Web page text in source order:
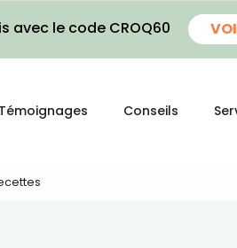
avec le code CROQ60
Témoignages Conseils